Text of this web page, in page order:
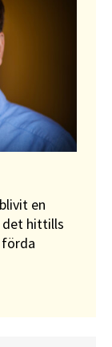
en
det hittills